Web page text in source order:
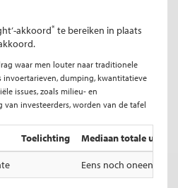
akkoord* te bereiken in plaats
waar men louter naar traditionele
invoertarieven, dumping, kwantitatieve
issues, zoals milieu- en
investeerders, worden van de tafel
Toelichting Mediaan totale uitslag
Eens noch oneens